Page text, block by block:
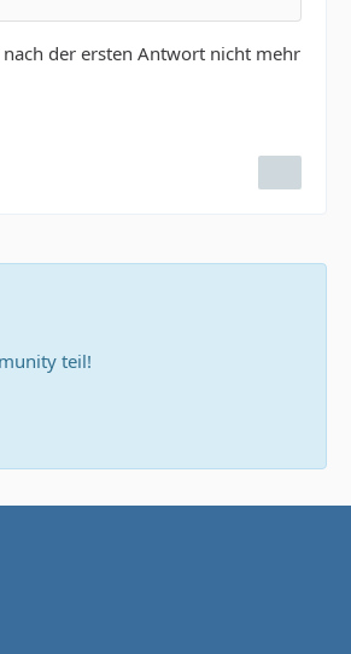
der ersten Antwort nicht mehr
teil!